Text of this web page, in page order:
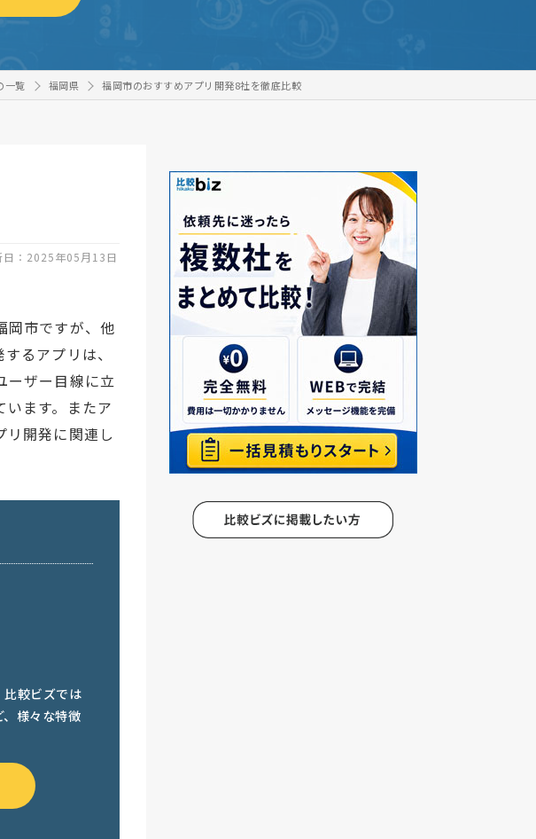
一覧 福岡県 福岡市のおすすめアプリ開発8社を徹底比較
日：2025年05月13日
岡市ですが、他
るアプリは、
ーザー目線に立
ます。またア
開発に関連し
較ビズでは
様々な特徴